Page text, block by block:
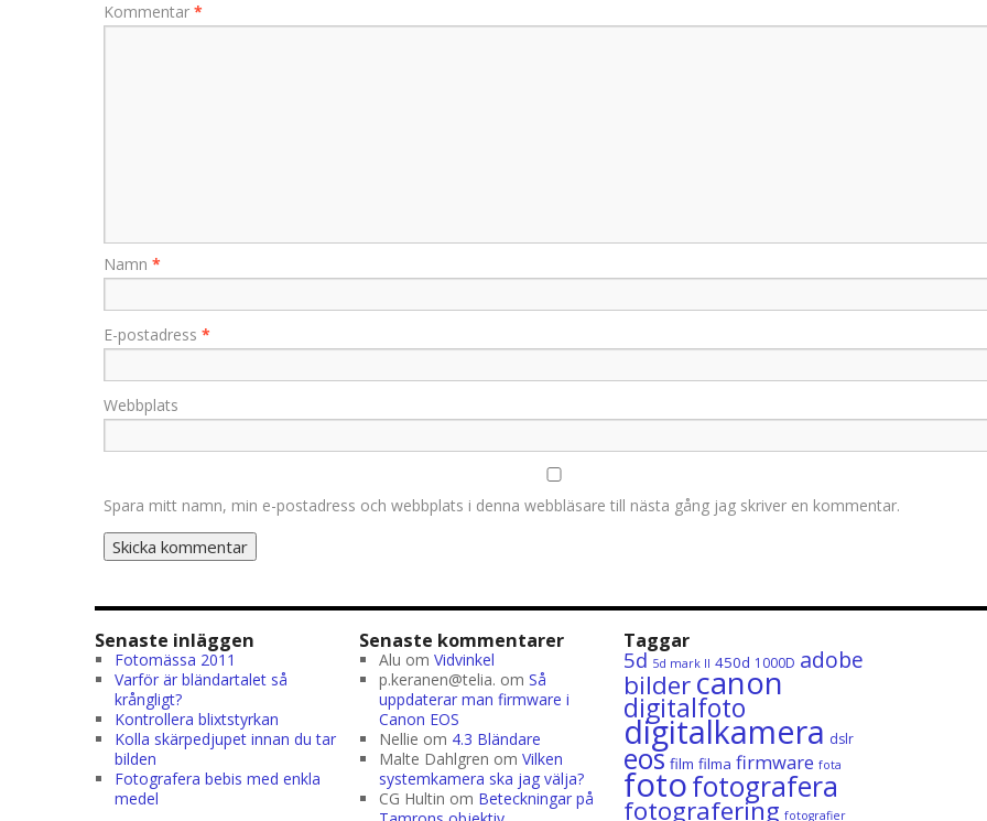
Kommentar *
Namn *
E-postadress *
Webbplats
Spara mitt namn, min e-postadress och webbplats i denna webbläsare till nästa gång jag skriver en kommentar.
Senaste inläggen
Fotomässa 2011
Varför är bländartalet så
krångligt?
Kontrollera blixtstyrkan
Kolla skärpedjupet innan du tar
bilden
Fotografera bebis med enkla
medel
Senaste kommentarer
Alu om Vidvinkel
p.keranen@telia. om Så
uppdaterar man firmware i
Canon EOS
Nellie om 4.3 Bländare
Malte Dahlgren om Vilken
systemkamera ska jag välja?
CG Hultin om Beteckningar på
Taggar
5d 5d mark II 450d 1000D adobe
bilder canon
digitalfoto
digitalkamera dslr
eos film filma firmware fota
fotofotografera
fotografering fotografier